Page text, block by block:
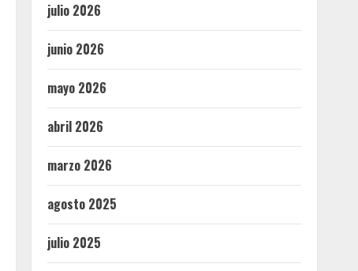
julio 2026
junio 2026
mayo 2026
abril 2026
marzo 2026
agosto 2025
julio 2025